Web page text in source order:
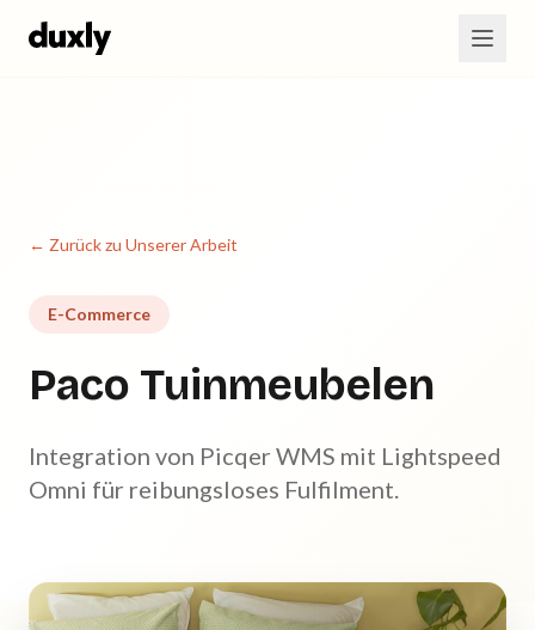
← Zurück zu Unserer Arbeit
E-Commerce
Paco Tuinmeubelen
Integration von Picqer WMS mit Lightspeed
Omni für reibungsloses Fulfilment.